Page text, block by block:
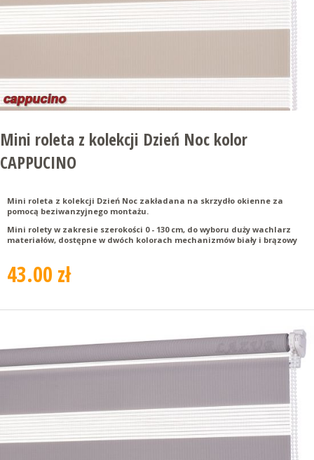
Mini roleta z kolekcji Dzień Noc kolor
CAPPUCINO
Mini roleta z kolekcji Dzień Noc zakładana na skrzydło okienne za
pomocą beziwanzyjnego montażu.
Mini rolety w zakresie szerokości 0 - 130 cm, do wyboru duży wachlarz
materiałów, dostępne w dwóch kolorach mechanizmów biały i brązowy
43.00 zł